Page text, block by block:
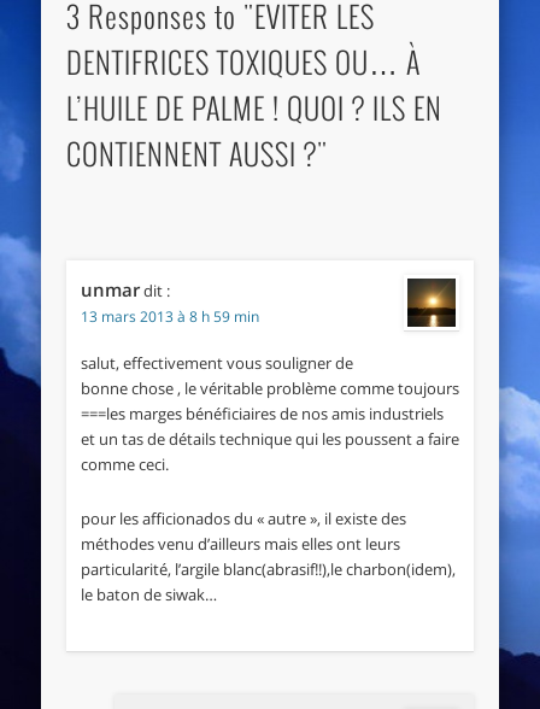
3 Responses to "EVITER LES
DENTIFRICES TOXIQUES OU… À
L’HUILE DE PALME ! QUOI ? ILS EN
CONTIENNENT AUSSI ?"
unmardit :
13 mars 2013 à 8 h 59 min
salut, effectivement vous souligner de
bonne chose , le véritable problème comme toujours
===les marges bénéficiaires de nos amis industriels
et un tas de détails technique qui les poussent a faire
comme ceci.
pour les afficionados du « autre », il existe des
méthodes venu d’ailleurs mais elles ont leurs
particularité, l’argile blanc(abrasif!!),le charbon(idem),
le baton de siwak…